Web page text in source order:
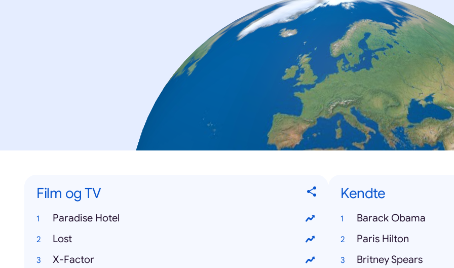
Film og TV
Paradise Hotel
Lost
X-Factor
Kendte
Barack Obama
Paris Hilton
Britney Spears